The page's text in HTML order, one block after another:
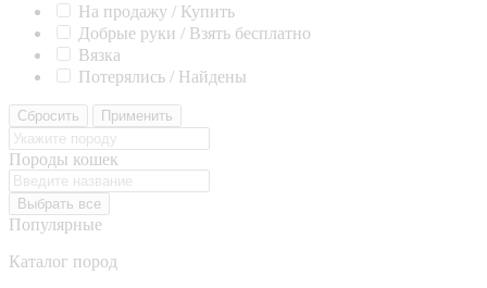
На продажу / Купить
Добрые руки / Взять бесплатно
Вязка
Потерялись / Найдены
Сбросить Применить
Породы кошек
Выбрать все
Популярные
Каталог пород